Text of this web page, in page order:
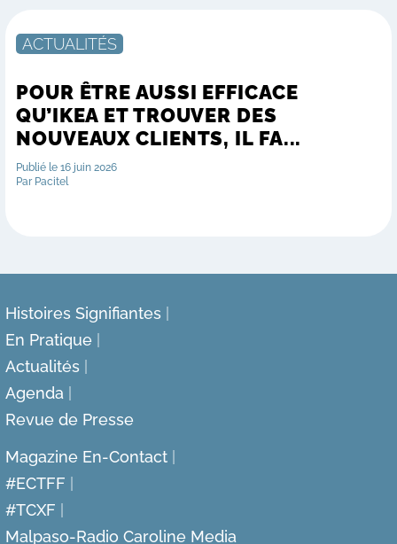
ACTUALITÉS
POUR ÊTRE AUSSI EFFICACE
QU’IKEA ET TROUVER DES
NOUVEAUX CLIENTS, IL FA...
Publié le 16 juin 2026
Par Pacitel
Histoires Signifiantes
En Pratique
Actualités
Agenda
Revue de Presse
Magazine En-Contact
#ECTFF
#TCXF
Malpaso-Radio Caroline Media